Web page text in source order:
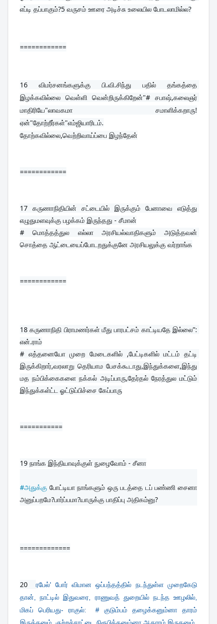
எப்டி தப்பாகும்?5 வருசம் ஊரை அடிச்சு உலையில போடலாமில்ல?
============
16 விமர்சனங்களுக்கு பி.வி.சிந்து பதில் தங்கத்தை
இழக்கவில்லை வெள்ளி வென்றிருக்கிறேன்"# சபாஷ்,கலைஞர்
மாதிரியே"லாவகமா சமாளிக்கறாரு!
ஏன்"தோற்றீர்கள்"எம்ஜியாரிடம்.
தோற்கவில்லை,வெற்றிவாய்ப்பை இழந்தேன்
============
17 கருணாநிதியின் சட்டையில் இருக்கும் பேனாவை எடுத்து
எழுதுமளவுக்கு பழக்கம் இருந்தது - சீமான்
# மொத்தத்துல எல்லா அரசியல்வாதிகளும் அடுத்தவன்
சொத்தை ஆட்டையைப்போடறதுக்குனே அரசியலுக்கு வர்றாங்க
============
18 கருணாநிதி பிராமணர்கள் மீது பாரபட்சம் காட்டியதே இல்லை”:
என்.ராம்
# எத்தனையோ முறை மேடைகளில் ,பேட்டிகளில் மட்டம் தட்டி
இருக்கிறார்,வரலாறு தெரியாம பேசக்கூடாது,இந்துக்களை,இந்து
மத நம்பிக்கைகளை நக்கல் அடிப்பாரு,தேர்தல் நேரத்துல மட்டும்
இந்துக்கள்ட்ட ஓட்டுப்பிச்சை கேப்பாரு
===========
19 நாங்க இந்தியாவுக்குள் நுழைவோம் - சீனா
#அதுக்கு போட்டியா நாங்களும் ஒரு படத்தை டப் பண்ணி சைனா
அனுப்பறமே?பார்ப்பமா?யாருக்கு பாதிப்பு அதிகம்னு?
=============
20
ரபேல்' போர் விமான ஒப்பந்தத்தில் நடந்துள்ள முறைகேடு
தான், நாட்டில் இதுவரை, ராணுவத் துறையில் நடந்த ஊழலில்,
மிகப் பெரியது-
ராகுல்: # குடும்பம் தழைக்கனும்னா தாரம்